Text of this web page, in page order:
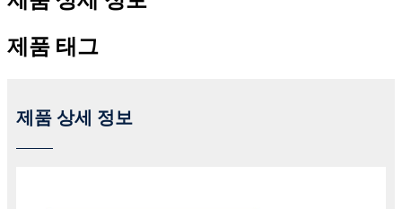
제품 태그
제품 상세 정보